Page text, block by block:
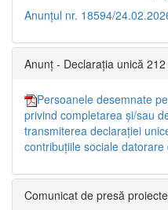
Anunțul nr. 18594/
Anunț - Declarația unică 212
Persoanele desemnate
privind completarea și/sau
transmiterea declarației
contribuțiile sociale
Comunicat de presă proiecte